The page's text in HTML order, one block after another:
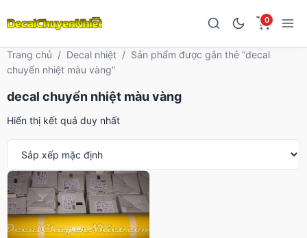
0
Trang chủ / Decal nhiệt / Sản phẩm được gắn thẻ “decal
chuyển nhiệt màu vàng”
decal chuyển nhiệt màu vàng
Hiển thị kết quả duy nhất